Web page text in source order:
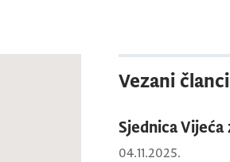
Vezani
Sjednica
04.11.2025.